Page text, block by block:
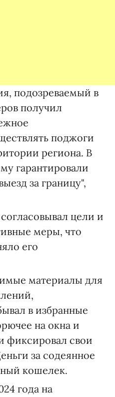
подозреваемый в
получил
поджоги
региона. В
гарантировали
за границу",
цели и
меры, что
его
материалы для
в избранные
на окна и
фиксировал свои
за содеянное
кошелек.
года на